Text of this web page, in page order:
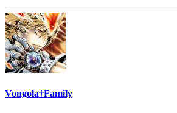
Vongola†Family